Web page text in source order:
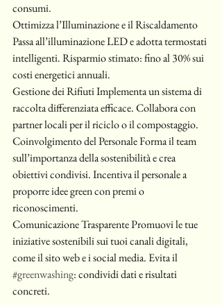
consumi.
Ottimizza l’Illuminazione e il Riscaldamento
Passa all’illuminazione LED e adotta termostati
intelligenti. Risparmio stimato: fino al 30% sui
costi energetici annuali.
Gestione dei Rifiuti Implementa un sistema di
raccolta differenziata efficace. Collabora con
partner locali per il riciclo o il compostaggio.
Coinvolgimento del Personale Forma il team
sull’importanza della sostenibilità e crea
obiettivi condivisi. Incentiva il personale a
proporre idee green con premi o
riconoscimenti.
Comunicazione Trasparente Promuovi le tue
iniziative sostenibili sui tuoi canali digitali,
come il sito web e i social media. Evita il
#greenwashing: condividi dati e risultati
concreti.